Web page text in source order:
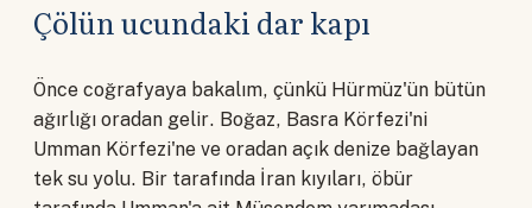
Çölün ucundaki dar kapı
Önce coğrafyaya bakalım, çünkü Hürmüz'ün bütün
ağırlığı oradan gelir. Boğaz, Basra Körfezi'ni
Umman Körfezi'ne ve oradan açık denize bağlayan
tek su yolu. Bir tarafında İran kıyıları, öbür